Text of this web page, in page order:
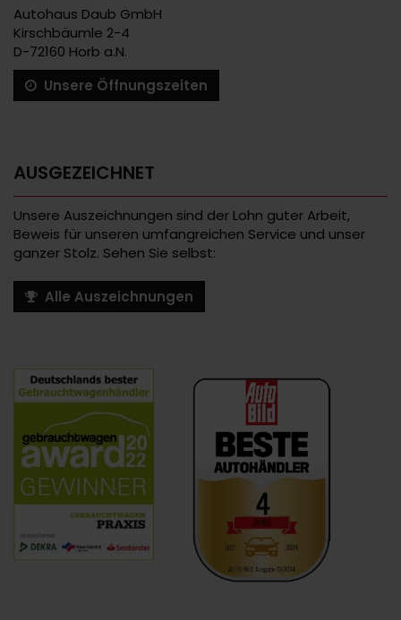
Autohaus Daub GmbH
Kirschbäumle 2-4
D-72160 Horb a.N.
Unsere Öffnungszeiten
AUSGEZEICHNET
Unsere Auszeichnungen sind der Lohn guter Arbeit,
Beweis für unseren umfangreichen Service und unser
ganzer Stolz. Sehen Sie selbst:
Alle Auszeichnungen